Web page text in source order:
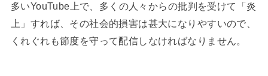
多いYouTube上で、多くの人々からの批判を受けて「炎
上」すれば、その社会的損害は甚大になりやすいので、
くれぐれも節度を守って配信しなければなりません。